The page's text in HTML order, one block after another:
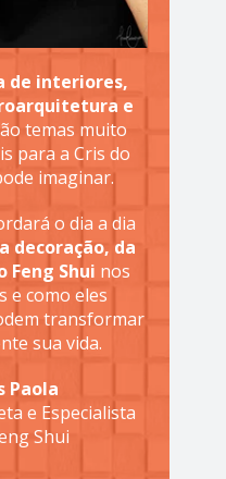
de interiores,
e
temas muito
para a Cris do
imaginar.
o dia a dia
decoração, da
Feng Shui nos
e como eles
transformar
sua vida.
Paola
e Especialista
Shui